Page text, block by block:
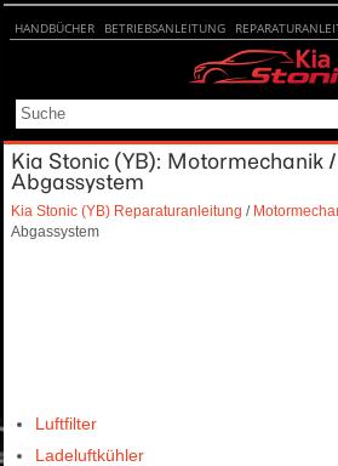
HANDBÜCHER BETRIEBSANLEITUNG
Kia Stonic (YB): Motormechanik
Abgassystem
Kia Stonic (YB) Reparaturanleitung /
Abgassystem
Luftfilter
Ladeluftkühler